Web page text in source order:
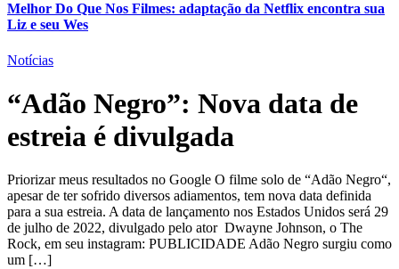
Melhor Do Que Nos Filmes: adaptação da Netflix encontra sua
Liz e seu Wes
Notícias
“Adão Negro”: Nova data de
estreia é divulgada
Priorizar meus resultados no Google O filme solo de “Adão Negro“,
apesar de ter sofrido diversos adiamentos, tem nova data definida
para a sua estreia. A data de lançamento nos Estados Unidos será 29
de julho de 2022, divulgado pelo ator Dwayne Johnson, o The
Rock, em seu instagram: PUBLICIDADE Adão Negro surgiu como
um […]